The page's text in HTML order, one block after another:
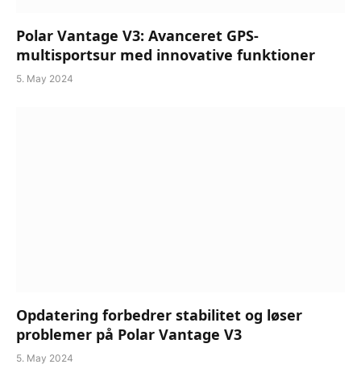
Polar Vantage V3: Avanceret GPS-
multisportsur med innovative funktioner
5. May 2024
Opdatering forbedrer stabilitet og løser
problemer på Polar Vantage V3
5. May 2024